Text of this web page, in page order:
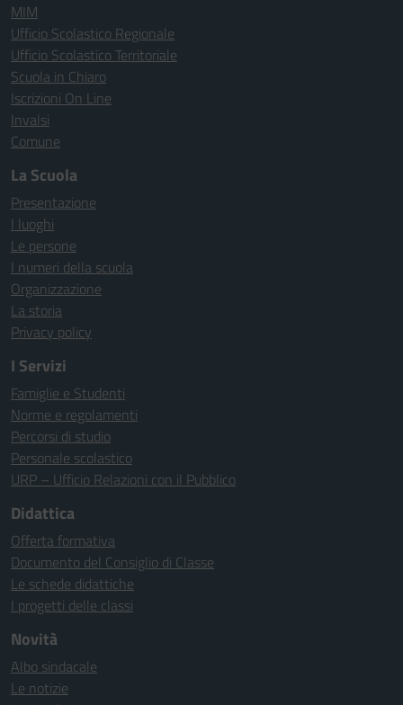
MIM
Ufficio Scolastico Regionale
Ufficio Scolastico Territoriale
Scuola in Chiaro
Iscrizioni On Line
Invalsi
Comune
La Scuola
Presentazione
I luoghi
Le persone
I numeri della scuola
Organizzazione
La storia
Privacy policy
I Servizi
Famiglie e Studenti
Norme e regolamenti
Percorsi di studio
Personale scolastico
URP – Ufficio Relazioni con il Pubblico
Didattica
Offerta formativa
Documento del Consiglio di Classe
Le schede didattiche
I progetti delle classi
Novità
Albo sindacale
Le notizie